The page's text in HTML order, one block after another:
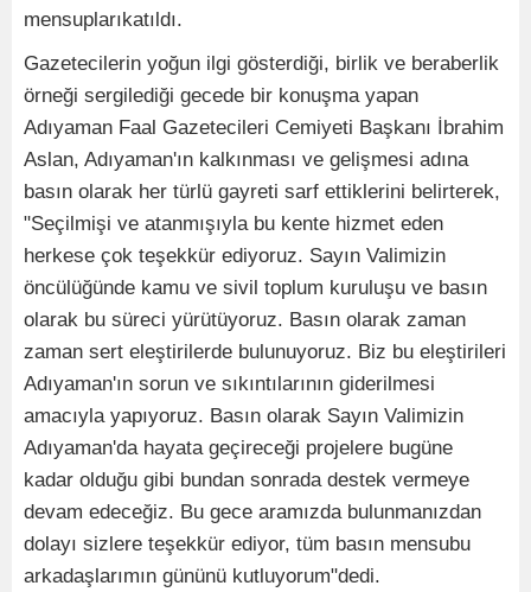
mensuplarıkatıldı.
Gazetecilerin yoğun ilgi gösterdiği, birlik ve beraberlik
örneği sergilediği gecede bir konuşma yapan
Adıyaman Faal Gazetecileri Cemiyeti Başkanı İbrahim
Aslan, Adıyaman'ın kalkınması ve gelişmesi adına
basın olarak her türlü gayreti sarf ettiklerini belirterek,
"Seçilmişi ve atanmışıyla bu kente hizmet eden
herkese çok teşekkür ediyoruz. Sayın Valimizin
öncülüğünde kamu ve sivil toplum kuruluşu ve basın
olarak bu süreci yürütüyoruz. Basın olarak zaman
zaman sert eleştirilerde bulunuyoruz. Biz bu eleştirileri
Adıyaman'ın sorun ve sıkıntılarının giderilmesi
amacıyla yapıyoruz. Basın olarak Sayın Valimizin
Adıyaman'da hayata geçireceği projelere bugüne
kadar olduğu gibi bundan sonrada destek vermeye
devam edeceğiz. Bu gece aramızda bulunmanızdan
dolayı sizlere teşekkür ediyor, tüm basın mensubu
arkadaşlarımın gününü kutluyorum"dedi.